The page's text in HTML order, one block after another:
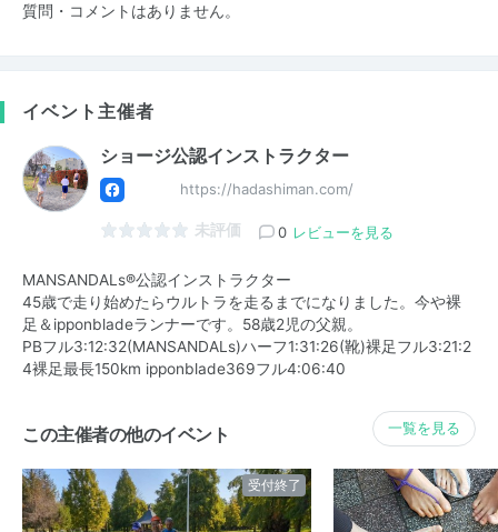
質問・コメントはありません。
イベント主催者
ショージ公認インストラクター
https://hadashiman.com/
未評価 0 レビューを見る
MANSANDALs®️公認インストラクター
45歳で走り始めたらウルトラを走るまでになりました。今や裸
足＆ipponbladeランナーです。58歳2児の父親。
PBフル3:12:32(MANSANDALs)ハーフ1:31:26(靴)裸足フル3:21:2
4裸足最長150km ipponblade369フル4:06:40
この主催者の他のイベント 一覧を見る
受付終了